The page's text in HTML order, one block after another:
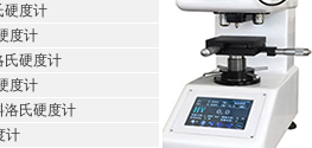
硬度计
度计
氏硬度计
度计
洛氏硬度计
计